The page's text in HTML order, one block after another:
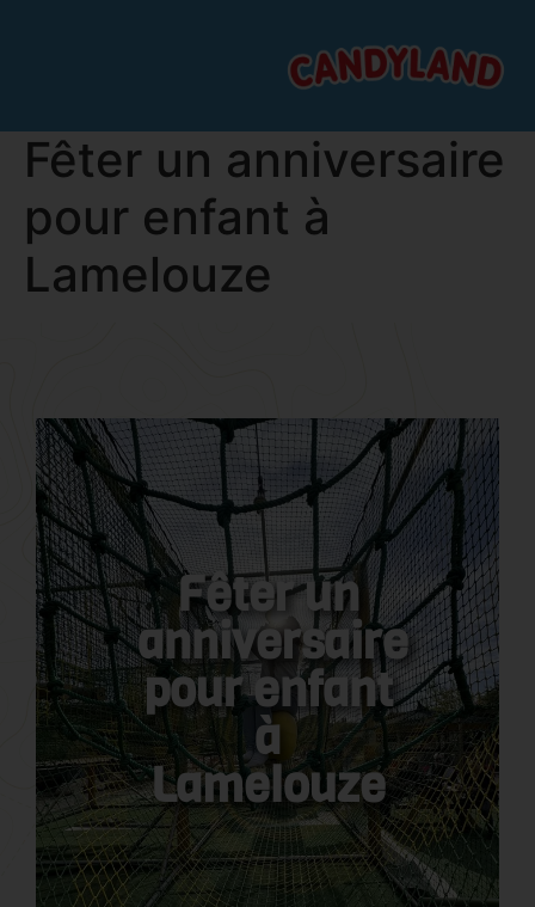
Fêter un anniversaire
pour enfant à
Lamelouze
Fêter un
anniversaire
pour enfant
à
Lamelouze